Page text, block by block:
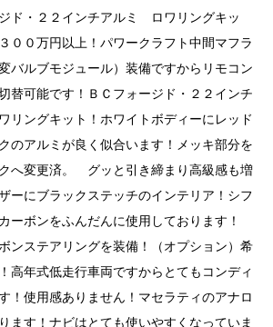
ド・２２インチアルミ ロワリングキッ
０万円以上！パワークラフト中間マフラ
バルブモジュール）装備ですからリモコン
替可能です！ＢＣフォージド・２２インチ
ングキット！ホワイトボディーにレッド
のアルミが良く似合います！メッキ部分を
へ変更済。 グッと引き締まり高級感も増
ーにブラックステッチのインテリア！シフ
ーボンをふんだんに使用しております！
ンステアリングを装備！（オプション）希
高年式低走行車両ですからとてもコンディ
！使用感ありません！マセラティのアナロ
ます！ナビはとても使いやすくなっていま